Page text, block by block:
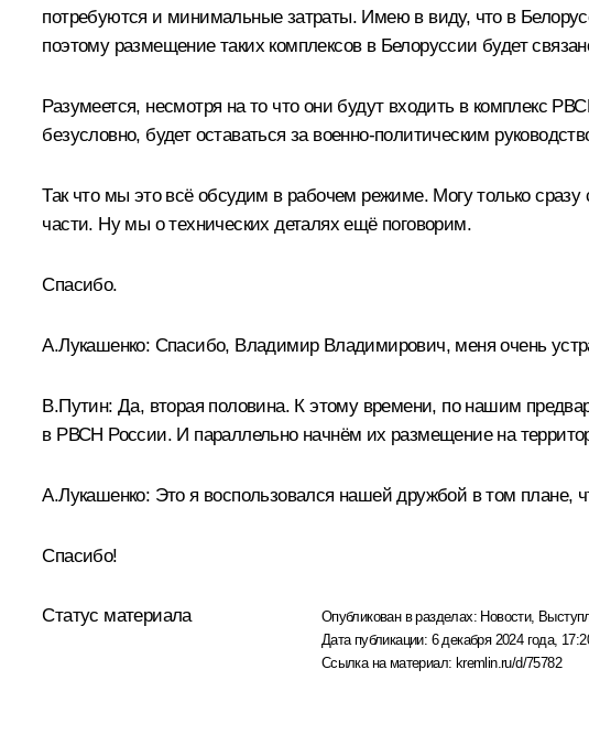
потребуются и минимальные затраты. Имею в виду, что в
поэтому размещение таких комплексов в Белоруссии будет
Разумеется, несмотря на то что они будут входить в комплекс
безусловно, будет оставаться за военно-политическим
Так что мы это всё обсудим в рабочем режиме. Могу только
части. Ну мы о технических деталях ещё поговорим.
Спасибо.
А.Лукашенко: Спасибо, Владимир Владимирович, меня очень
В.Путин: Да, вторая половина. К этому времени, по нашим
в РВСН России. И параллельно начнём их размещение на
А.Лукашенко: Это я воспользовался нашей дружбой в том плане,
Спасибо!
Статус материала Опубликован в разделах: Новости,
Дата публикации: 6 декабря 2024 года,
Ссылка на материал: kremlin.ru/d/75782